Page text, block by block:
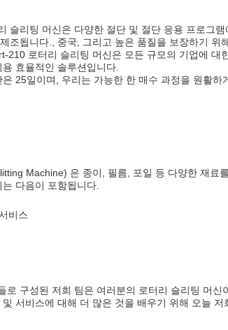
슬리팅 머신은 다양한 절단 및 절단 응용 프로그
조됩니다., 중국, 그리고 높은 품질을 보장하기 위
210 로터리 슬리팅 머신은 모든 규모의 기업에
효율적인 솔루션입니다.
25일이며, 우리는 가능한 한 매수 과정을 원활
Machine) 은 종이, 필름, 포일 등 다양한 재료
다음이 포함됩니다.
비스
로 구성된 저희 팀은 여러분의 로터리 슬리팅 머
서비스에 대해 더 많은 것을 배우기 위해 오늘 저